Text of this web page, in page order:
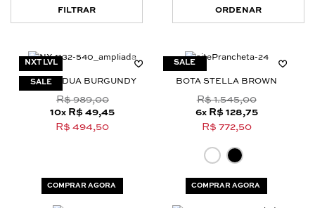
FILTRAR ORDENAR
NXT LVL
CALÇA DUA BURGUNDY
R$ 989,00
10x R$ 49,45
R$ 494,50
COMPRAR AGORA
BOTA STELLA BROWN
R$ 1.545,00
6x R$ 128,75
R$ 772,50
COMPRAR AGORA